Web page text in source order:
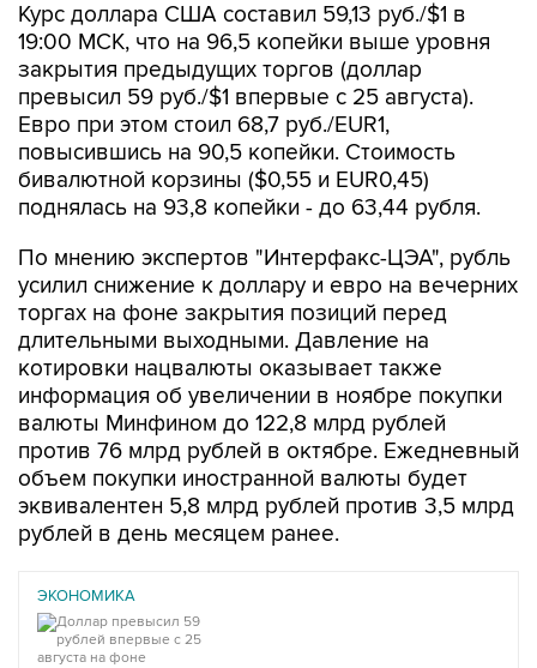
Курс доллара США составил 59,13 руб./$1 в
19:00 МСК, что на 96,5 копейки выше уровня
закрытия предыдущих торгов (доллар
превысил 59 руб./$1 впервые с 25 августа).
Евро при этом стоил 68,7 руб./EUR1,
повысившись на 90,5 копейки. Стоимость
бивалютной корзины ($0,55 и EUR0,45)
поднялась на 93,8 копейки - до 63,44 рубля.
По мнению экспертов "Интерфакс-ЦЭА", рубль
усилил снижение к доллару и евро на вечерних
торгах на фоне закрытия позиций перед
длительными выходными. Давление на
котировки нацвалюты оказывает также
информация об увеличении в ноябре покупки
валюты Минфином до 122,8 млрд рублей
против 76 млрд рублей в октябре. Ежедневный
объем покупки иностранной валюты будет
эквивалентен 5,8 млрд рублей против 3,5 млрд
рублей в день месяцем ранее.
ЭКОНОМИКА